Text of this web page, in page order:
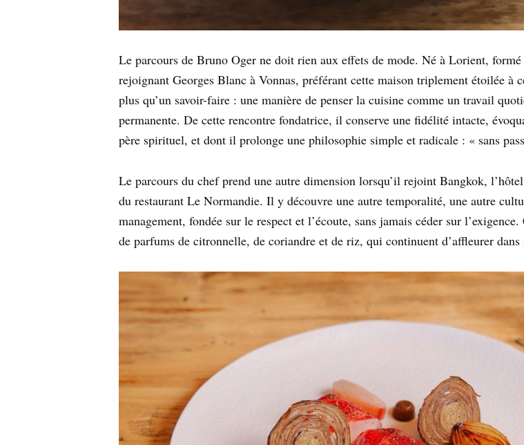
Le parcours de Bruno Oger ne doit rien aux effets de mode. Né à Lorient,
rejoignant Georges Blanc à Vonnas, préférant cette maison triplement étoilée à
plus qu’un savoir-faire : une manière de penser la cuisine comme un travail
permanente. De cette rencontre fondatrice, il conserve une fidélité intacte,
père spirituel, et dont il prolonge une philosophie simple et radicale : « sans
Le parcours du chef prend une autre dimension lorsqu’il rejoint Bangkok,
du restaurant Le Normandie. Il y découvre une autre temporalité, une autre
management, fondée sur le respect et l’écoute, sans jamais céder sur
de parfums de citronnelle, de coriandre et de riz, qui continuent d’affleurer